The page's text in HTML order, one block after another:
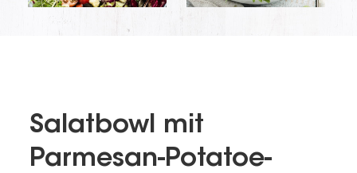
Salatbowl mit
Parmesan-Potatoe-